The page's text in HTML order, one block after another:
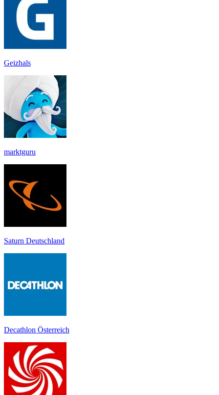
Geizhals
marktguru
Saturn Deutschland
Decathlon Österreich